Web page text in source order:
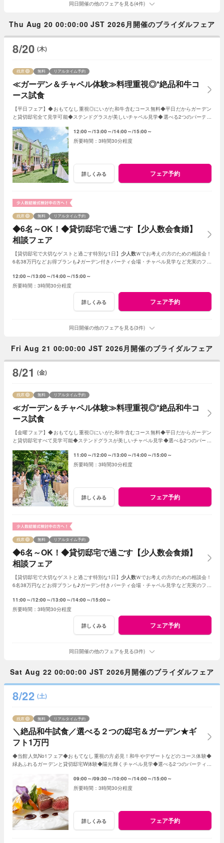
同日開催の他のフェアを見る(4件)
Thu Aug 20 00:00:00 JST 2026月開催のブライダルフェア
8/20 (木)
≪ガーデン＆チャペル体験≫料理重視◎*絶品和牛コ
ース試食
残席 無料 リアルタイム予約
【平日フェア】◆おもてなし重視◎にいがた和牛含むコース無料◆平日だからガーデン
と貸切邸宅全て見学可能◆ステンドグラスが美しいチャペル見学◆選べる2つのパーティ
12:00～ 13:00～ 14:00～ 15:00～
3時間30分程度
詳しくみる フェア予約
◆6名～OK！◆貸切邸宅で過ごす【少人数会食婚】
相談フェア
残席 無料 リアルタイム予約
【貸切邸宅で大切なゲストと過ごす特別な1日】少人数Ｗでお考えの方のための相談会！
6名38万円などお得プランも♪ガーデン付きパーティ会場・チャペル見学など充実のフェ
12:00～ 13:00～ 14:00～ 15:00～
3時間30分程度
詳しくみる フェア予約
同日開催の他のフェアを見る(3件)
Fri Aug 21 00:00:00 JST 2026月開催のブライダルフェア
8/21 (金)
≪ガーデン＆チャペル体験≫料理重視◎*絶品和牛コ
ース試食
残席 無料 リアルタイム予約
【金曜フェア】◆おもてなし重視◎にいがた和牛含むコース無料◆平日だからガーデン
と貸切邸宅すべて見学可能◆ステンドグラスが美しいチャペル見学◆選べる2つのパーテ
11:00～ 12:00～ 13:00～ 14:00～ 15:00～
3時間30分程度
詳しくみる フェア予約
◆6名～OK！◆貸切邸宅で過ごす【少人数会食婚】
相談フェア
残席 無料 リアルタイム予約
【貸切邸宅で大切なゲストと過ごす特別な1日】少人数Ｗでお考えの方のための相談会！
6名38万円などお得プランも♪ガーデン付きパーティ会場・チャペル見学など充実のフェ
11:00～ 12:00～ 13:00～ 14:00～ 15:00～
3時間30分程度
詳しくみる フェア予約
同日開催の他のフェアを見る(3件)
Sat Aug 22 00:00:00 JST 2026月開催のブライダルフェア
8/22 (土)
＼絶品和牛試食／選べる２つの邸宅＆ガーデン★ギ
フト1万円
残席 無料 リアルタイム予約
◆当館人気No1フェア◆おもてなし重視の方必見！和牛やデザートなどのコース体験◆
緑あふれるガーデンと貸切邸宅W体験◆陽光輝くチャペル見学◆選べる2つのパーティ会
09:00～ 09:30～ 10:00～ 14:00～ 15:00～
3時間30分程度
詳しくみる フェア予約